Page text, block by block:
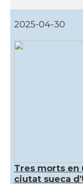
2025-04-30
Tres morts
ciutat sueca